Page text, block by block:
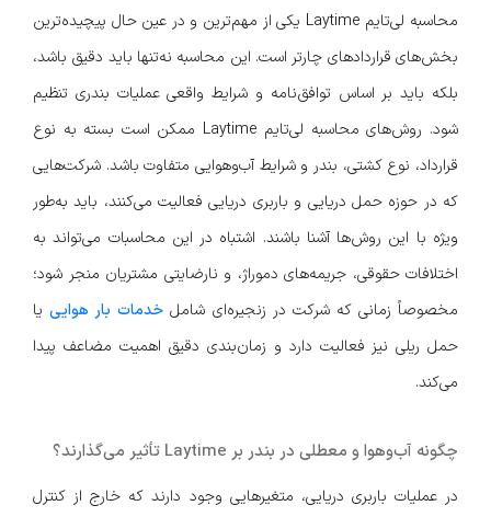
محاسبه لی‌تایم Laytime یکی از مهم‌ترین و در عین حال پیچیده‌ترین
بخش‌های قراردادهای چارتر است. این محاسبه نه‌تنها باید دقیق باشد،
بلکه باید بر اساس توافق‌نامه و شرایط واقعی عملیات بندری تنظیم
شود. روش‌های محاسبه لی‌تایم Laytime ممکن است بسته به نوع
قرارداد، نوع کشتی، بندر و شرایط آب‌وهوایی متفاوت باشد. شرکت‌هایی
که در حوزه حمل دریایی و باربری دریایی فعالیت می‌کنند، باید به‌طور
ویژه با این روش‌ها آشنا باشند. اشتباه در این محاسبات می‌تواند به
اختلافات حقوقی، جریمه‌های دموراژ، و نارضایتی مشتریان منجر شود؛
مخصوصاً زمانی که شرکت در زنجیره‌ای شامل خدمات بار هوایییا
حمل ریلی نیز فعالیت دارد و زمان‌بندی دقیق اهمیت مضاعف پیدا
می‌کند.
چگونه آب‌وهوا و معطلی در بندر بر Laytime تأثیر می‌گذارند؟
در عملیات باربری دریایی، متغیرهایی وجود دارند که خارج از کنترل